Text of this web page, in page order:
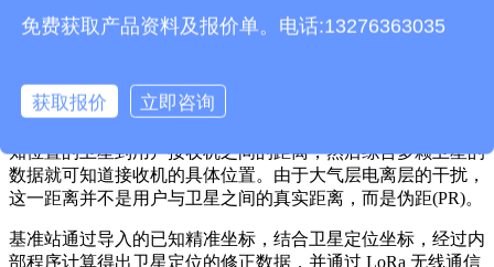
安装支架：用于固定和支撑监测站的设备，保证其在各种环境
工作原理
知位置的卫星到用户接收机之间的距离，然后综合多颗卫星的
数据就可知道接收机的具体位置。由于大气层电离层的干扰，
这一距离并不是用户与卫星之间的真实距离，而是伪距(PR)。
基准站通过导入的已知精准坐标，结合卫星定位坐标，经过内
部程序计算得出卫星定位的修正数据，并通过 LoRa 无线通信
免费获取产品资料及报价单。电话:13276363035
获取报价 立即咨询